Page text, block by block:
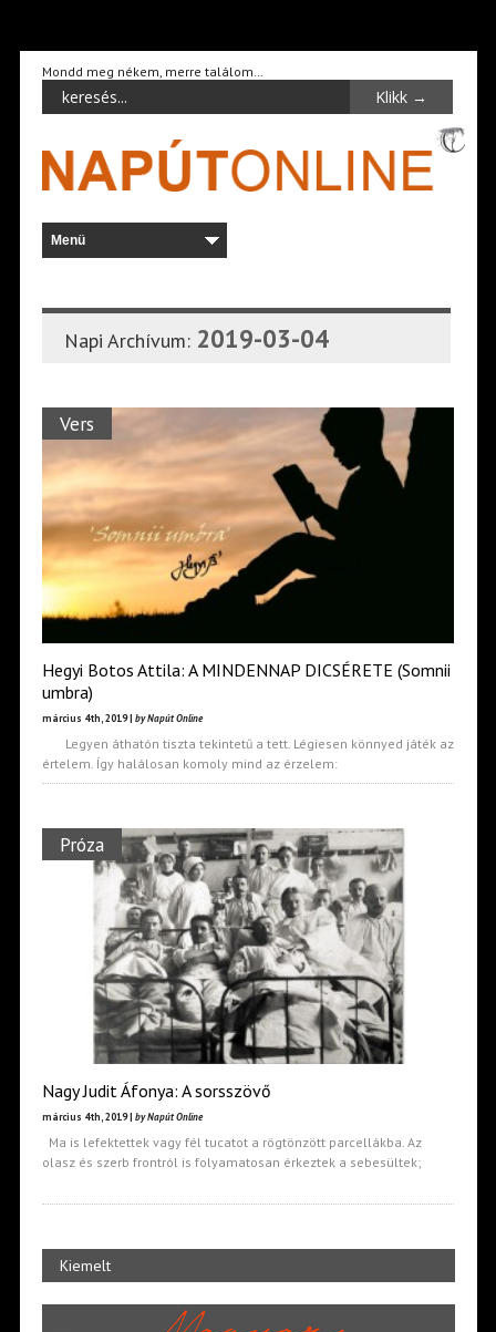
Mondd meg nékem, merre találom…
Napi Archívum: 2019-03-04
Vers
Hegyi Botos Attila: A MINDENNAP DICSÉRETE (Somnii
umbra)
március 4th, 2019 | by Napút Online
Legyen áthatón tiszta tekintetű a tett. Légiesen könnyed játék az
értelem. Így halálosan komoly mind az érzelem:
Próza
Nagy Judit Áfonya: A sorsszövő
március 4th, 2019 | by Napút Online
Ma is lefektettek vagy fél tucatot a rögtönzött parcellákba. Az
olasz és szerb frontról is folyamatosan érkeztek a sebesültek;
Kiemelt